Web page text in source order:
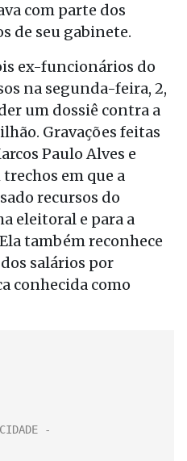
com parte dos
de seu gabinete.
ex-funcionários do
na segunda-feira, 2,
um dossiê contra a
Gravações feitas
Paulo Alves e
em que a
recursos do
eleitoral e para a
também reconhece
salários por
conhecida como